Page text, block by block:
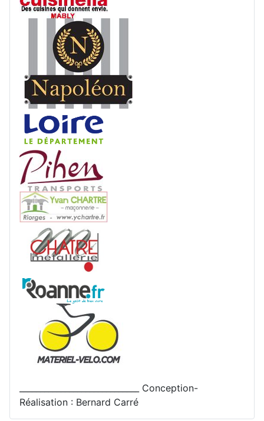
_____________________________ Conception-
Réalisation : Bernard Carré